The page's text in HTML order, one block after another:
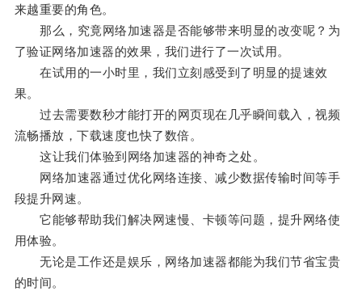
来越重要的角色。
那么，究竟网络加速器是否能够带来明显的改变呢？为
了验证网络加速器的效果，我们进行了一次试用。
在试用的一小时里，我们立刻感受到了明显的提速效
果。
过去需要数秒才能打开的网页现在几乎瞬间载入，视频
流畅播放，下载速度也快了数倍。
这让我们体验到网络加速器的神奇之处。
网络加速器通过优化网络连接、减少数据传输时间等手
段提升网速。
它能够帮助我们解决网速慢、卡顿等问题，提升网络使
用体验。
无论是工作还是娱乐，网络加速器都能为我们节省宝贵
的时间。